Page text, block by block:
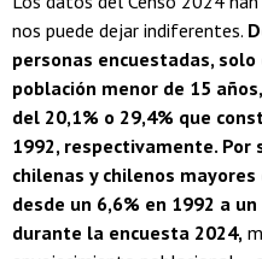
nos puede dejar indiferentes.
personas encuestadas,
población menor de 15
del 20,1% o 29,4% que
1992, respectivamente. Por
chilenas y chilenos
desde un 6,6% en 1992 a
durante la encuesta 2024,